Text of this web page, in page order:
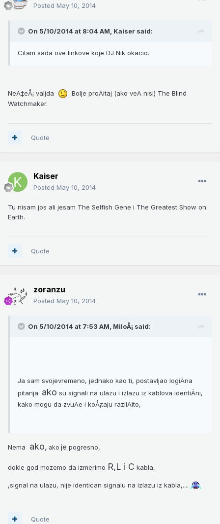
Posted May 10, 2014
On 5/10/2014 at 8:04 AM, Kaiser said:
Citam sada ove linkove koje DJ Nik okacio.
NeÄ‡eÅ¡ valjda
Bolje proÄitaj (ako veÄ nisi) The Blind
Watchmaker.
Quote
Kaiser
Posted May 10, 2014
Tu nisam jos ali jesam The Selfish Gene i The Greatest Show on
Earth.
Quote
zoranzu
Posted May 10, 2014
On 5/10/2014 at 7:53 AM, MiloÅ¡ said:
Ja sam svojevremeno, jednako kao ti, postavljao logiÄna
pitanja: ako su signali na ulazu i izlazu iz kablova identiÄni,
kako mogu da zvuÄe i koÅ¡taju razliÄito,
Nema ako, ako je pogresno,
dokle god mozemo da izmerimo R,L i C kabla,
,signal na ulazu, nije identican signalu na izlazu iz kabla,....
Quote